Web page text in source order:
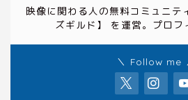
映像に関わる人の無料コミュニテ
ズギルド】
を運営。プロフ
＼ Follow me